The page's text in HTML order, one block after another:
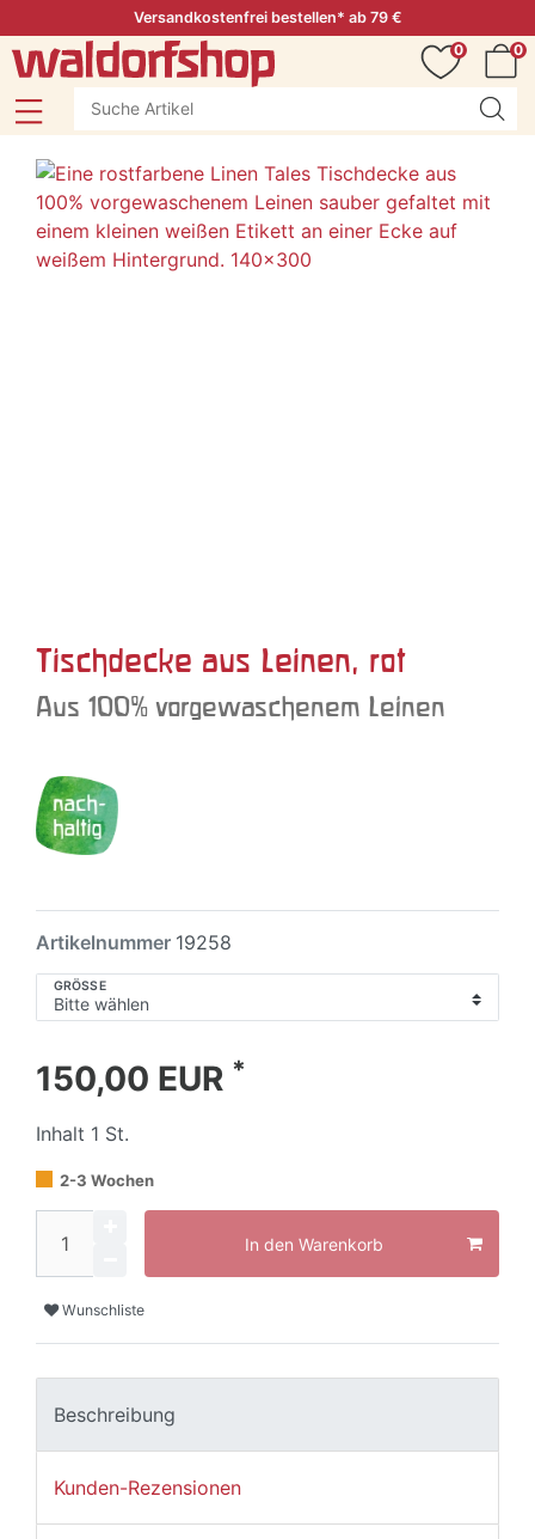
Versandkostenfrei bestellen* ab 79 €
0
0
Tischdecke aus Leinen, rot
Aus 100% vorgewaschenem Leinen
Artikelnummer 19258
GRÖSSE
150,00 EUR *
Inhalt 1 St.
2-3 Wochen
In den Warenkorb
Wunschliste
Beschreibung
Kunden-Rezensionen